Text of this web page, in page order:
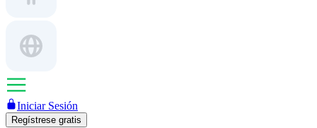
Iniciar Sesión
Regístrese gratis